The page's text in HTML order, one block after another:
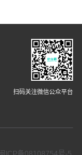
扫码关注微信公众平台